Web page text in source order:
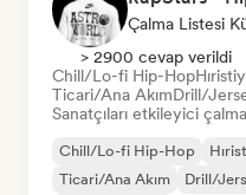
Çalma Listesi
> 2900 cevap verildi
Chill/Lo-fi Hip-Hop
Ticari/Ana AkımDrill/
Sanatçıları etkileyici
Chill/Lo-fi Hip-Hop
Ticari/Ana Akım
Drill/